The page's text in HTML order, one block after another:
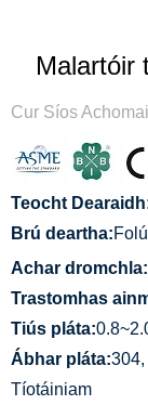
Malartóir
Cur Síos
Teocht
Brú deartha:
Achar dromchla:
Trastomhas
Tiús pláta:
Ábhar pláta:
Tíotáiniam